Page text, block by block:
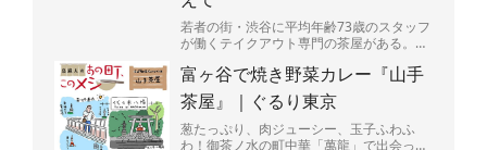
若者の街・渋谷に平均年齢73歳のスタッフ
が働くテイクアウト専門の茶屋がある。
バーチャ）...
富ヶ谷で焼き野菜カレー『山手
茶屋』｜ぐるり東京
葱たっぷり、肉ジューシー、玉子ふわふ
わ！御茶ノ水の町中華「萬龍」で出会っ